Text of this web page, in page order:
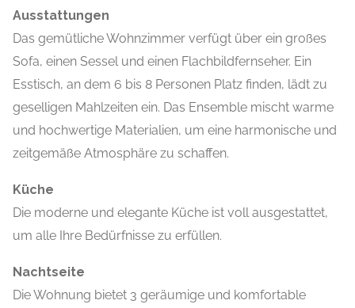
Ausstattungen
Das gemütliche Wohnzimmer verfügt über ein großes
Sofa, einen Sessel und einen Flachbildfernseher. Ein
Esstisch, an dem 6 bis 8 Personen Platz finden, lädt zu
geselligen Mahlzeiten ein. Das Ensemble mischt warme
und hochwertige Materialien, um eine harmonische und
zeitgemäße Atmosphäre zu schaffen.
Küche
Die moderne und elegante Küche ist voll ausgestattet,
um alle Ihre Bedürfnisse zu erfüllen.
Nachtseite
Die Wohnung bietet 3 geräumige und komfortable